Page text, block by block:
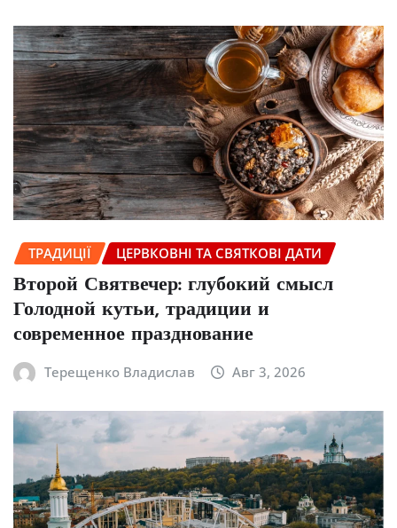
ТРАДИЦІЇ ЦЕРВКОВНІ ТА СВЯТКОВІ ДАТИ
Второй Святвечер: глубокий смысл
Голодной кутьи, традиции и
современное празднование
Терещенко Владислав Авг 3, 2026